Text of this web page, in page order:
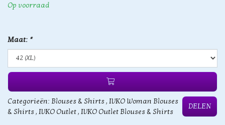
Op voorraad
Maat: *
Categorieën: Blouses & Shirts, IVKO Woman Blouses
& Shirts, IVKO Outlet, IVKO Outlet Blouses & Shirts
DELEN